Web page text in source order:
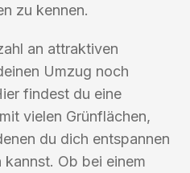
zu kennen.
an attraktiven
Umzug noch
findest du eine
vielen Grünflächen,
du dich entspannen
Ob bei einem